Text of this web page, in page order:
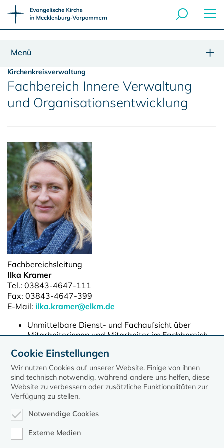
Menü
Kirchenkreisverwaltung
Fachbereich Innere Verwaltung
und Organisationsentwicklung
Fachbereichsleitung
Ilka Kramer
Tel.: 03843-4647-111
Fax: 03843-4647-399
E-Mail: ilka.kramer@elkm.de
Unmittelbare Dienst- und Fachaufsicht über
Mitarbeiterinnen und Mitarbeiter im Fachbereich
Mitwirkung an Geschäftsordnung und
Geschäftsverteilungsplan
Cookie Einstellungen
Wir nutzen Cookies auf unserer Website. Einige von ihnen
sind technisch notwendig, während andere uns helfen, diese
Website zu verbessern oder zusätzliche Funktionalitäten zur
Verfügung zu stellen.
Notwendige Cookies
Externe Medien